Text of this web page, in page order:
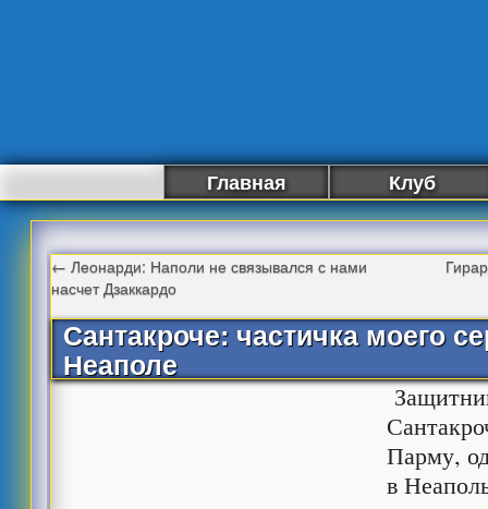
Главная Клуб
← Леонарди: Наполи не связывался с нами
насчет Дзаккардо
Сантакроче: частичка моего
Неаполе
Парму,
в